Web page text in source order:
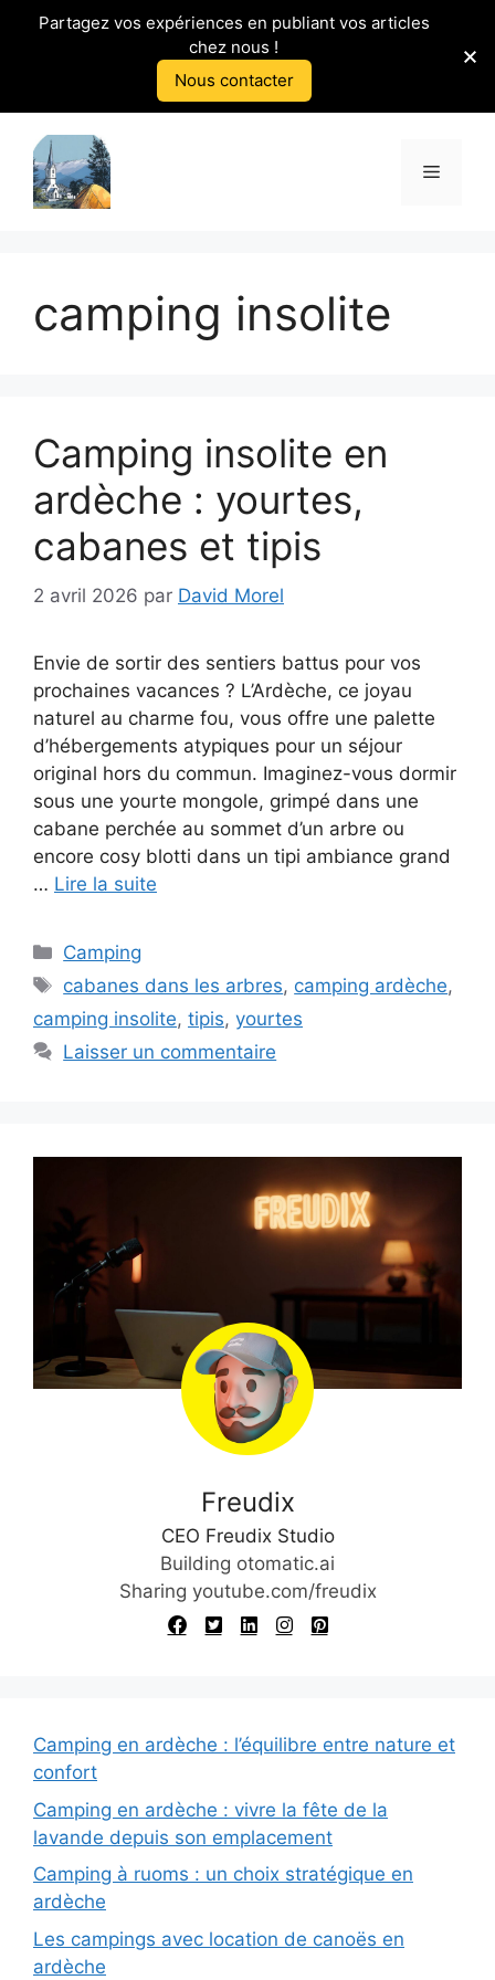
contenu
Menu
camping insolite
Camping insolite en
ardèche : yourtes,
cabanes et tipis
2 avril 2026 par David Morel
Envie de sortir des sentiers battus pour vos
prochaines vacances ? L’Ardèche, ce joyau
naturel au charme fou, vous offre une palette
d’hébergements atypiques pour un séjour
original hors du commun. Imaginez-vous dormir
sous une yourte mongole, grimpé dans une
cabane perchée au sommet d’un arbre ou
encore cosy blotti dans un tipi ambiance grand
… Lire la suite
Catégories
Camping
Étiquettes
cabanes dans les arbres, camping ardèche,
camping insolite, tipis, yourtes
Laisser un commentaire
Freudix
CEO Freudix Studio
Building otomatic.ai
Sharing youtube.com/freudix
Camping en ardèche : l’équilibre entre nature et
confort
Camping en ardèche : vivre la fête de la
lavande depuis son emplacement
Camping à ruoms : un choix stratégique en
ardèche
Les campings avec location de canoës en
ardèche
Partagez vos expériences en publiant vos articles
chez nous !
Nous contacter